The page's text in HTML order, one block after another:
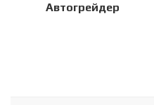
Дэлгэрэнгүй
Автогрейдер